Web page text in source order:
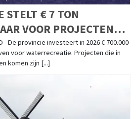
STELT € 7 TON
VOOR PROJECTEN
- De provincie investeert in 2026 € 700.000
voor waterrecreatie. Projecten die in
komen zijn [...]